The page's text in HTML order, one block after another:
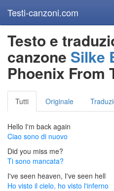
Testi-canzoni.com
Testo e
canzone Silke
Phoenix From
Tutti Originale
Hello I'm back again
Ciao sono di nuovo
Did you miss me?
Ti sono mancata?
I've seen heaven, I've seen hell
Ho visto il cielo, ho visto l'inferno